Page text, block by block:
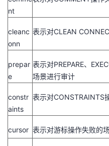
nt
cleanc
onn
表示对CLEAN
prepar
e
表示对PREPARE、
场景进行审计
constr
aints
表示对CONSTRAINTS
cursor 表示对游标操作失败的